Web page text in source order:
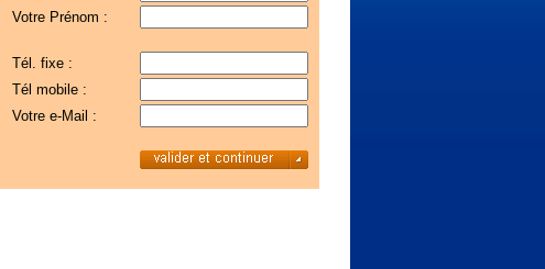
Votre Prénom :
Tél. fixe :
Tél mobile :
Votre e-Mail :